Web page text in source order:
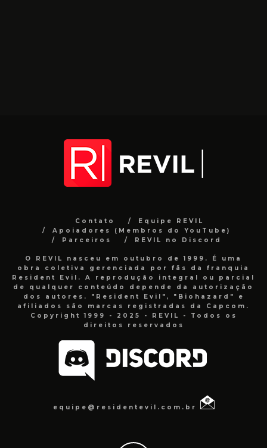
Contato
Equipe REVIL
Apoiadores (Membros do YouTube)
Parceiros
REVIL no Discord
O REVIL nasceu em outubro de 1999. É uma
obra coletiva gerenciada por fãs da franquia
Resident Evil. A reprodução integral ou parcial
de qualquer conteúdo depende da autorização
dos autores. "Resident Evil", "Biohazard" e
afiliados são marcas registradas da Capcom.
Copyright 1999 - 2025 - REVIL - Todos os
direitos reservados
equipe@residentevil.com.br